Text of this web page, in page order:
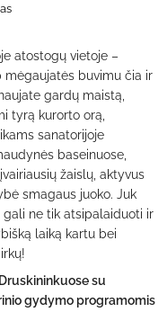
atostogų vietoje –
mėgaujatės buvimu čia ir
gardų maistą,
tyrą kurorto orą,
sanatorijoje
baseinuose,
žaislų, aktyvus
smagaus juoko. Juk
gali ne tik atsipalaiduoti ir
laiką kartu bei
su
gydymo programomis